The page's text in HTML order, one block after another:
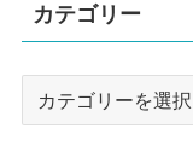
カテゴリー